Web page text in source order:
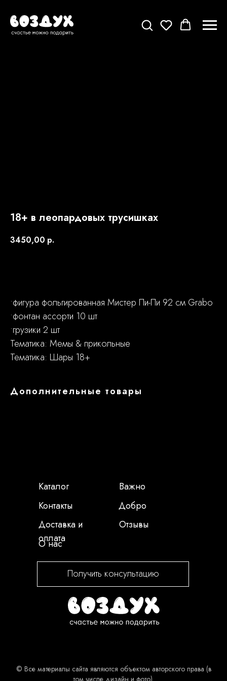
18+ в леопардовых трусишках
3450,00 р.
•фигура фольгированная Мистер Пи-Пи 92 см Grabo
•фонтан ассорти 10 шт
•грузики 2 шт
Тематика: Мемы & прикольные
Тематика: Шары 18+
Дополнительные товары
Каталог
Контакты
Доставка и
оплата
О нас
Важно
Добро
Отзывы
Получить консультацию
© Все материалы сайта являются объектом авторского права (в
том числе дизайн и фото).